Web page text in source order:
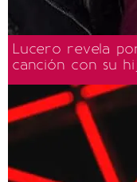
Lucero revela
canción con su